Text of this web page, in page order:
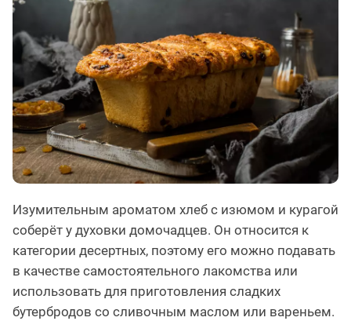
Изумительным ароматом хлеб с изюмом и курагой
соберёт у духовки домочадцев. Он относится к
категории десертных, поэтому его можно подавать
в качестве самостоятельного лакомства или
использовать для приготовления сладких
бутербродов со сливочным маслом или вареньем.